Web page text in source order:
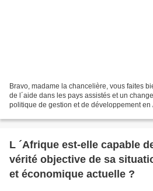
Bravo, madame la chancelière, vous faites
de l´aide dans les pays assistés et un
politique de gestion et de développement
L ´Afrique est-elle capable
vérité objective de sa
et économique actuelle ?